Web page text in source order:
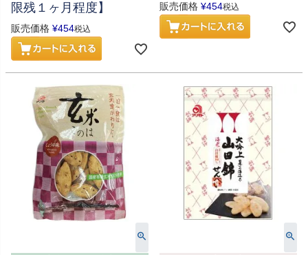
限残１ヶ月程度】
販売価格 ¥454税込
販売価格 ¥454税込